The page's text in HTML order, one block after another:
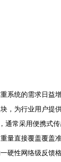
系统的需求日益
，为行业用户提
通常采用便携式
量直接覆盖覆盖
硬性网络级反馈